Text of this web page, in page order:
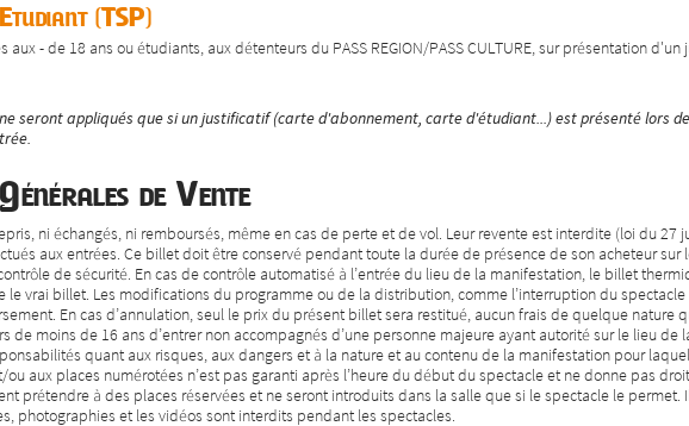
(TSP)
aux - de 18 ans ou étudiants, aux détenteurs du PASS REGION/PASS CULTURE, sur présentation d'un
seront appliqués que si un justificatif (carte d'abonnement, carte d'étudiant...) est présenté lors
de Vente
ni échangés, ni remboursés, même en cas de perte et de vol. Leur revente est interdite (loi du 27
aux entrées. Ce billet doit être conservé pendant toute la durée de présence de son acheteur
de sécurité. En cas de contrôle automatisé à l’entrée du lieu de la manifestation, le billet
le vrai billet. Les modifications du programme ou de la distribution, comme l’interruption du
En cas d’annulation, seul le prix du présent billet sera restitué, aucun frais de quelque nature
de moins de 16 ans d’entrer non accompagnés d’une personne majeure ayant autorité sur le lieu
quant aux risques, aux dangers et à la nature et au contenu de la manifestation pour
ou aux places numérotées n’est pas garanti après l’heure du début du spectacle et ne donne pas
prétendre à des places réservées et ne seront introduits dans la salle que si le spectacle le permet.
photographies et les vidéos sont interdits pendant les spectacles.